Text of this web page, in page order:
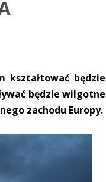
kształtować będzie
będzie wilgotne
zachodu Europy.